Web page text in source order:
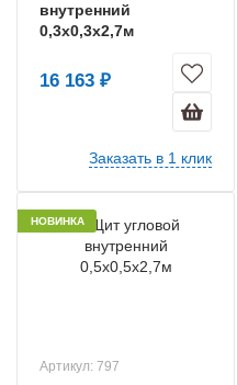
внутренний
0,3х0,3х2,7м
16 163 ₽
Заказать в 1 клик
НОВИНКА
Артикул: 797